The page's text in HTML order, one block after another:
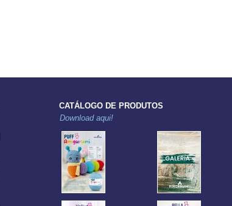
CATÁLOGO DE PRODUTOS
Download aqui!